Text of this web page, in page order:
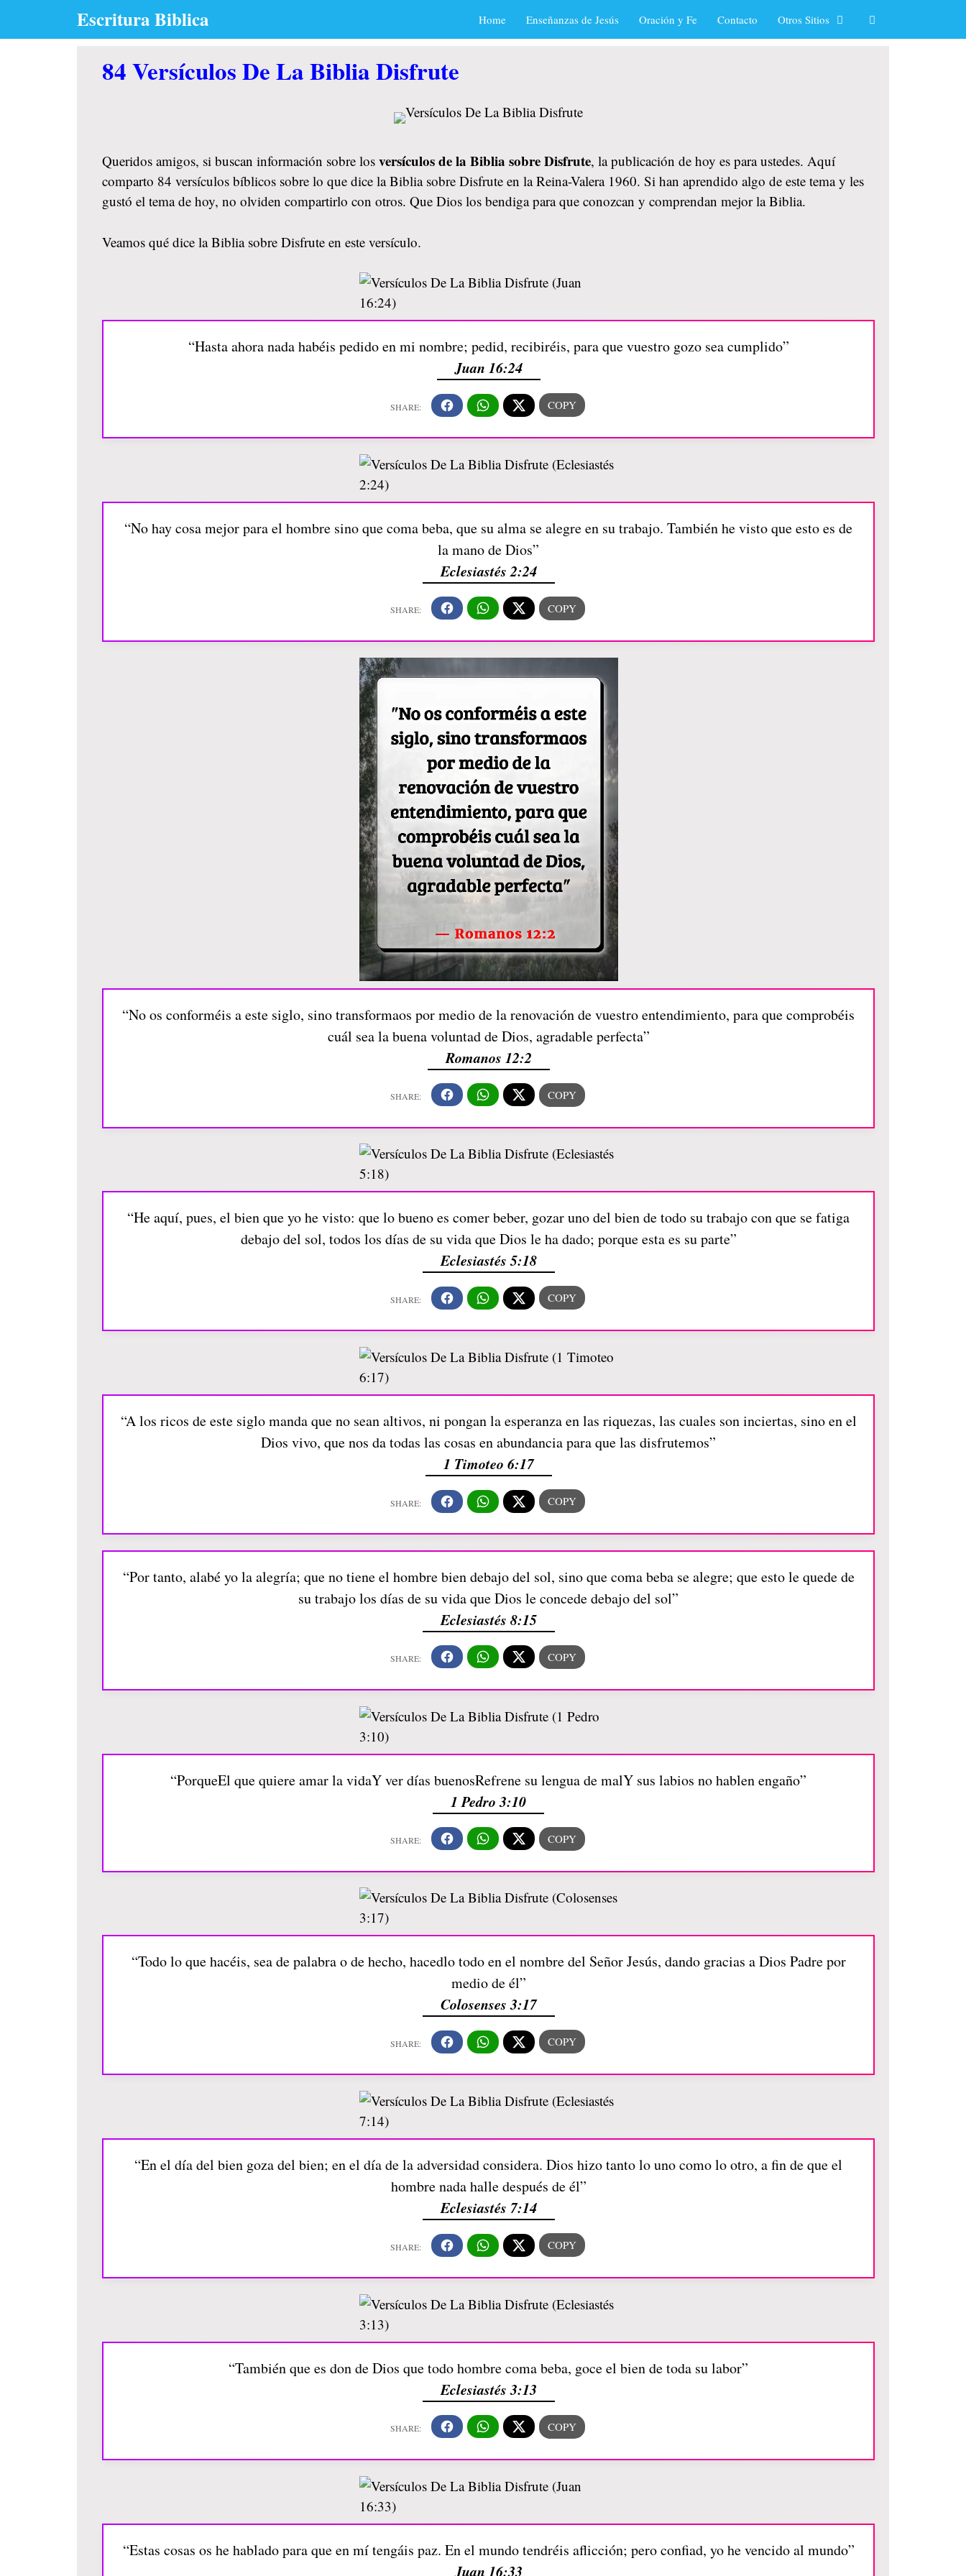
Escritura Biblica Home Enseñanzas de Jesús Oración y Fe Contacto Otros Sitios
84 Versículos De La Biblia Disfrute
Queridos amigos, si buscan información sobre los versículos de la Biblia sobre Disfrute, la publicación de hoy es para ustedes. Aquí
comparto 84 versículos bíblicos sobre lo que dice la Biblia sobre Disfrute en la Reina-Valera 1960. Si han aprendido algo de este tema y les
gustó el tema de hoy, no olviden compartirlo con otros. Que Dios los bendiga para que conozcan y comprendan mejor la Biblia.
Veamos qué dice la Biblia sobre Disfrute en este versículo.
“Hasta ahora nada habéis pedido en mi nombre; pedid, recibiréis, para que vuestro gozo sea cumplido”
Juan 16:24
“No hay cosa mejor para el hombre sino que coma beba, que su alma se alegre en su trabajo. También he visto que esto es de
la mano de Dios”
Eclesiastés 2:24
“No os conforméis a este siglo, sino transformaos por medio de la renovación de vuestro entendimiento, para que comprobéis
cuál sea la buena voluntad de Dios, agradable perfecta”
Romanos 12:2
“He aquí, pues, el bien que yo he visto: que lo bueno es comer beber, gozar uno del bien de todo su trabajo con que se fatiga
debajo del sol, todos los días de su vida que Dios le ha dado; porque esta es su parte”
Eclesiastés 5:18
“A los ricos de este siglo manda que no sean altivos, ni pongan la esperanza en las riquezas, las cuales son inciertas, sino en el
Dios vivo, que nos da todas las cosas en abundancia para que las disfrutemos”
1 Timoteo 6:17
“Por tanto, alabé yo la alegría; que no tiene el hombre bien debajo del sol, sino que coma beba se alegre; que esto le quede de
su trabajo los días de su vida que Dios le concede debajo del sol”
Eclesiastés 8:15
“PorqueEl que quiere amar la vidaY ver días buenosRefrene su lengua de malY sus labios no hablen engaño”
1 Pedro 3:10
“Todo lo que hacéis, sea de palabra o de hecho, hacedlo todo en el nombre del Señor Jesús, dando gracias a Dios Padre por
medio de él”
Colosenses 3:17
“En el día del bien goza del bien; en el día de la adversidad considera. Dios hizo tanto lo uno como lo otro, a fin de que el
hombre nada halle después de él”
Eclesiastés 7:14
“También que es don de Dios que todo hombre coma beba, goce el bien de toda su labor”
Eclesiastés 3:13
“Estas cosas os he hablado para que en mí tengáis paz. En el mundo tendréis aflicción; pero confiad, yo he vencido al mundo”
Juan 16:33